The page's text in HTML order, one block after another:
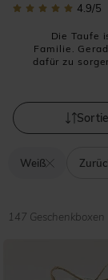
4.9/5
Die Taufe
Familie.
dafür zu
Jedes
Taufe zu
und
Weiß
147 Geschenkboxen